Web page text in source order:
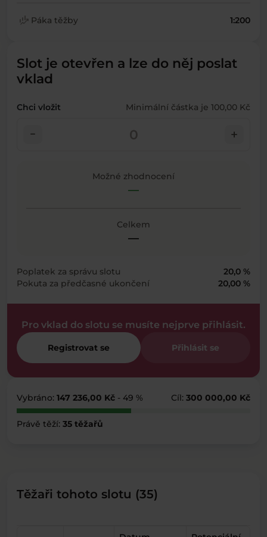
finance_mode Páka těžby 1:200
Slot je otevřen a lze do něj poslat
vklad
Chci vložit Minimální částka je 100,00 Kč
check_indeterminate_small add
Možné zhodnocení
—
Celkem
—
Poplatek za správu slotu
20,0 %
Pokuta za předčasné ukončení
20,00 %
Pro vklad do slotu se musíte nejprve přihlásit.
Registrovat se Přihlásit se
Vybráno: 147 236,00 Kč - 49 % Cíl: 300 000,00 Kč
Právě těží: 35 těžařů
Těžaři tohoto slotu (35)